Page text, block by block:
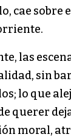
cae sobre
las
sin
lo que
querer
moral,